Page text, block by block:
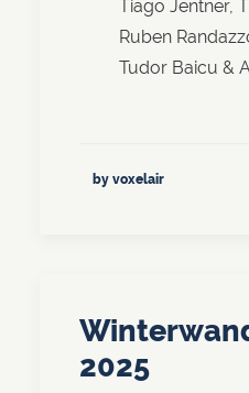
Tiago Jentner,
Ruben
Tudor Baicu &
by voxelair
2025